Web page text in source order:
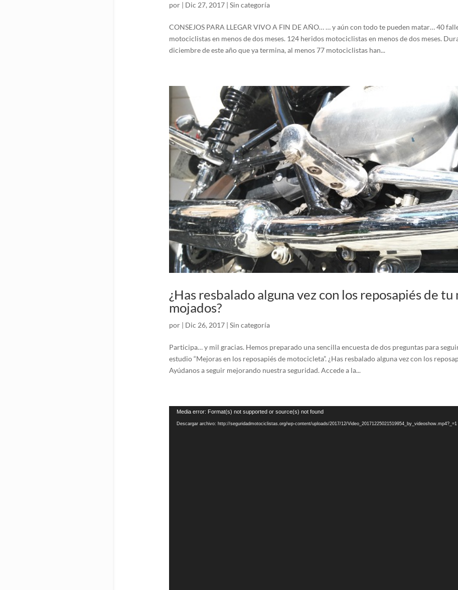
por | Dic 27, 2017| Sin categoría
CONSEJOS PARA LLEGAR VIVO A FIN DE AÑO… … y aún con todo te pueden matar… 40
motociclistas en menos de dos meses. 124 heridos motociclistas en menos de dos meses.
diciembre de este año que ya termina, al menos 77 motociclistas han...
¿Has resbalado alguna vez con los reposapiés de tu
mojados?
por | Dic 26, 2017| Sin categoría
Participa… y mil gracias. Hemos preparado una sencilla encuesta de dos preguntas para
estudio “Mejoras en los reposapiés de motocicleta”. ¿Has resbalado alguna vez con los
Ayúdanos a seguir mejorando nuestra seguridad. Accede a la...
Reproductor
Media error: Format(s) not supported or source(s) not found
Descargar archivo: http://seguridadmotociclistas.org/wp-content/uploads/2017/12/Video_20171225021519954_by_videoshow.mp4?_=1